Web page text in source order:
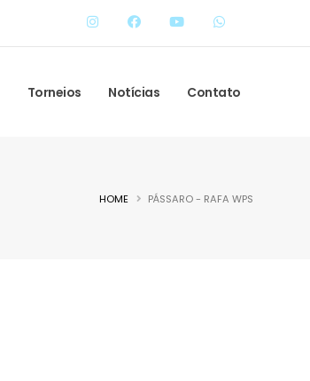
Torneios Notícias Contato
HOME PÁSSARO - RAFA WPS